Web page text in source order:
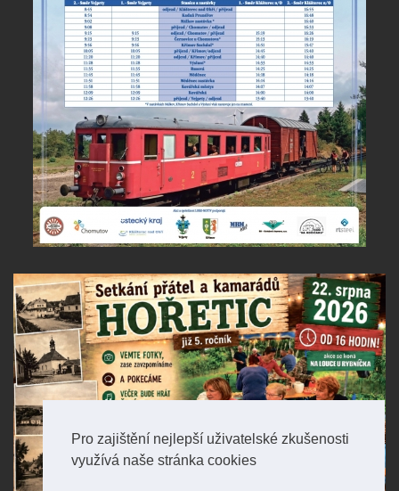
Pro zajištění nejlepší uživatelské zkušenosti
využívá naše stránka cookies